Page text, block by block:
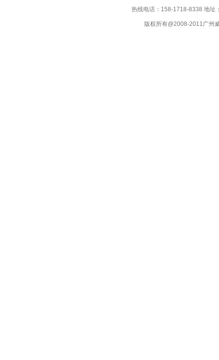
热线电话：158-1718-8338 地址
版权所有@2008-2011广州